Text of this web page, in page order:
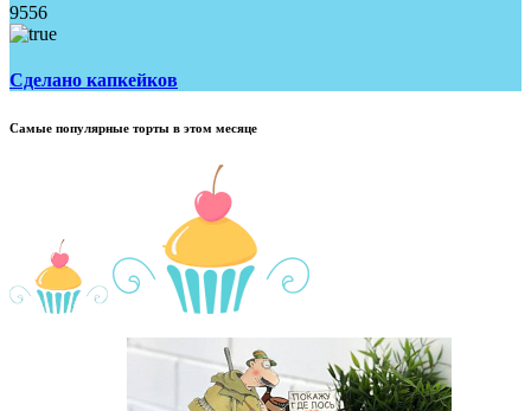
9556
Сделано капкейков
Самые популярные торты в этом месяце